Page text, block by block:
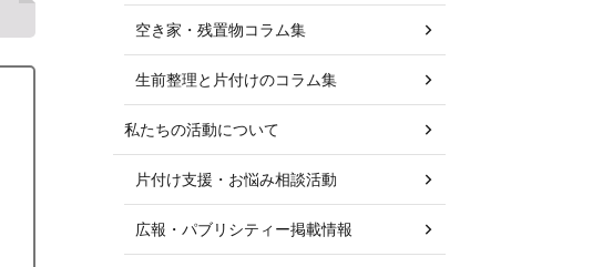
空き家・残置物コラム集
生前整理と片付けのコラム集
私たちの活動について
片付け支援・お悩み相談活動
広報・パブリシティー掲載情報